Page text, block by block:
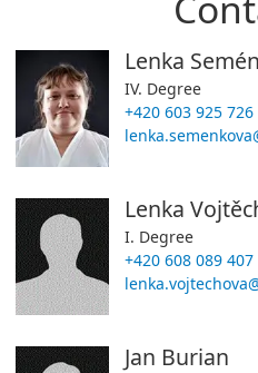
Lenka
IV. Degree
+420 603 925 726
Lenka
I. Degree
+420 608 089 407
Jan Burian